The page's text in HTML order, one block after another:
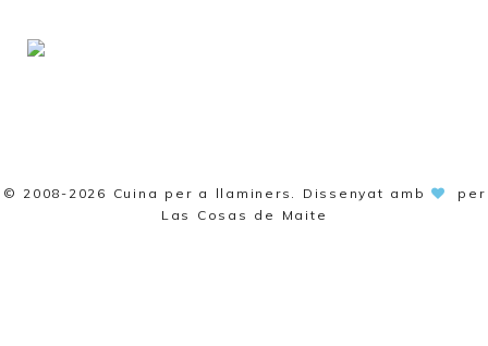
© 2008-2026 Cuina per a llaminers . Dissenyat amb
per
Las Cosas de Maite